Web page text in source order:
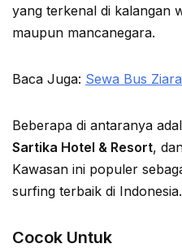
yang terkenal di kalangan
maupun mancanegara.
Baca Juga: Sewa Bus
Beberapa di antaranya
Sartika Hotel & Resort,
Kawasan ini populer
surfing terbaik di Indonesia.
Cocok Untuk